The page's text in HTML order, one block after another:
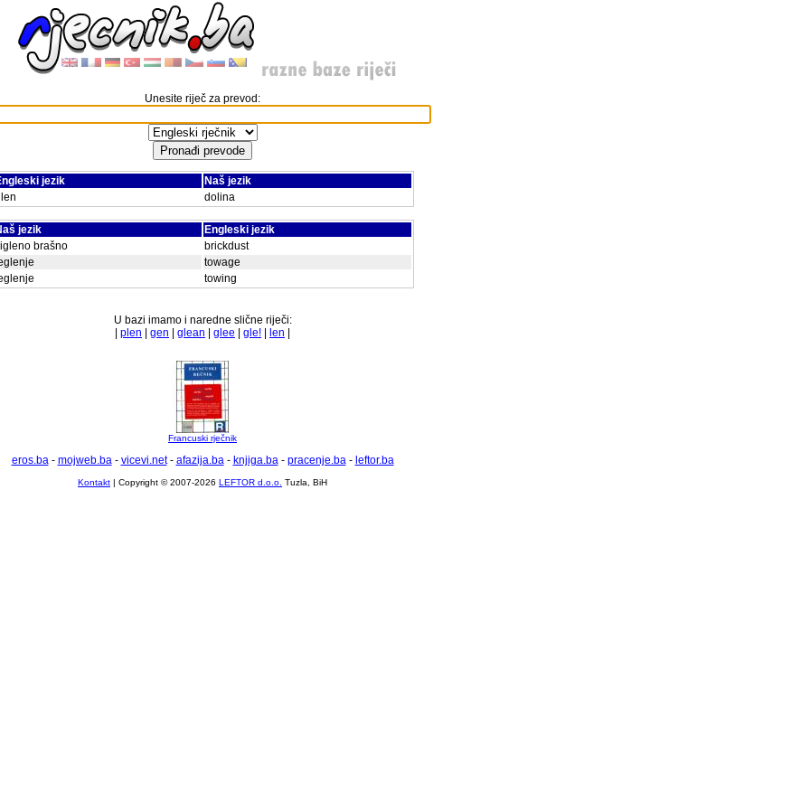
Unesite riječ za prevod:
jezik
Naš jezik
dolina
jezik
Engleski jezik
brašno
brickdust
towage
towing
U bazi imamo i naredne slične riječi:
plen gen glean glee gle! len
Francuski rječnik
eros.ba- mojweb.ba- vicevi.net- afazija.ba- knjiga.ba- pracenje.ba- leftor.ba
Kontakt | Copyright © 2007-2026 LEFTOR d.o.o. Tuzla, BiH